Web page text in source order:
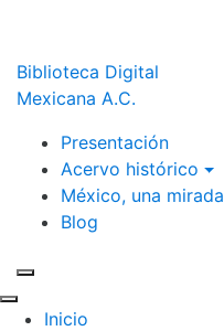
Biblioteca Digital
Mexicana A.C.
Presentación
Acervo histórico
México, una mirada
Blog
Inicio